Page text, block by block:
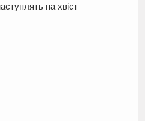
на хвіст